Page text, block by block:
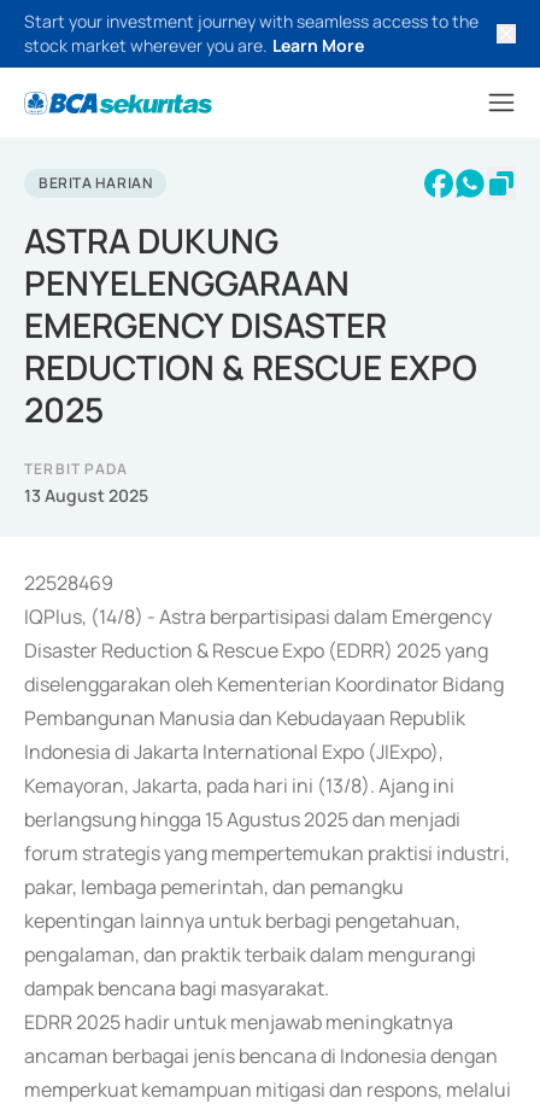
Start your investment journey with seamless access to the
stock market wherever you are. Learn More
BERITA HARIAN
ASTRA DUKUNG
PENYELENGGARAAN
EMERGENCY DISASTER
REDUCTION & RESCUE EXPO
2025
TERBIT PADA
13 August 2025
22528469
IQPlus, (14/8) - Astra berpartisipasi dalam Emergency
Disaster Reduction & Rescue Expo (EDRR) 2025 yang
diselenggarakan oleh Kementerian Koordinator Bidang
Pembangunan Manusia dan Kebudayaan Republik
Indonesia di Jakarta International Expo (JIExpo),
Kemayoran, Jakarta, pada hari ini (13/8). Ajang ini
berlangsung hingga 15 Agustus 2025 dan menjadi
forum strategis yang mempertemukan praktisi industri,
pakar, lembaga pemerintah, dan pemangku
kepentingan lainnya untuk berbagi pengetahuan,
pengalaman, dan praktik terbaik dalam mengurangi
dampak bencana bagi masyarakat.
EDRR 2025 hadir untuk menjawab meningkatnya
ancaman berbagai jenis bencana di Indonesia dengan
memperkuat kemampuan mitigasi dan respons, melalui